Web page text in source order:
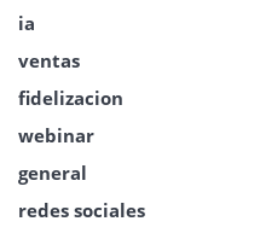
ia
ventas
fidelizacion
webinar
general
redes sociales